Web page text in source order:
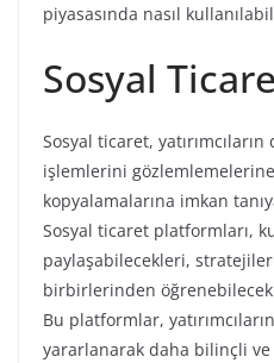
piyasasında nasıl
Sosyal
Sosyal ticaret, yatırımcıların
işlemlerini
kopyalamalarına imkan
Sosyal ticaret platformları,
paylaşabilecekleri,
birbirlerinden
Bu platformlar,
yararlanarak daha bilinçli